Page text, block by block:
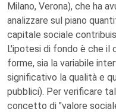
Milano, Verona), che ha
analizzare sul piano
capitale sociale
L'ipotesi di fondo è che il
forme, sia la variabile
significativo la qualità e
pubblici). Per verificare
concetto di "valore